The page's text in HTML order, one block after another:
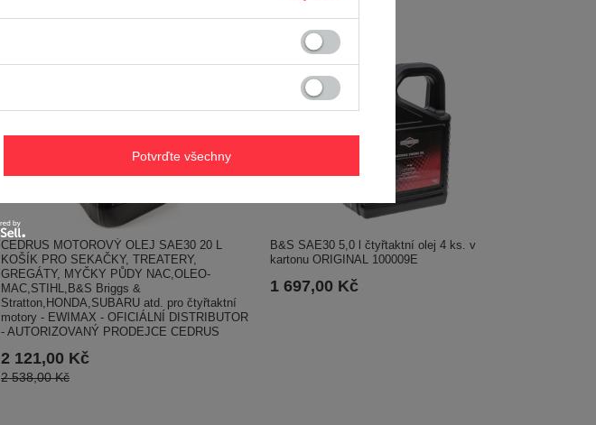
CEDRUS MOTOROVÝ OLEJ SAE30 20 L
KOŠÍK PRO SEKAČKY, TREATERY,
GREGÁTY, MYČKY PŮDY NAC,OLEO-
MAC,STIHL,B&S Briggs &
Stratton,HONDA,SUBARU atd. pro čtyřtaktní
motory - EWIMAX - OFICIÁLNÍ DISTRIBUTOR
- AUTORIZOVANÝ PRODEJCE CEDRUS
2 121,00 Kč
2 538,00 Kč
B&S SAE30 5,0 l čtyřtaktní olej 4 ks. v
kartonu ORIGINAL 100009E
1 697,00 Kč
Potvrďte všechny